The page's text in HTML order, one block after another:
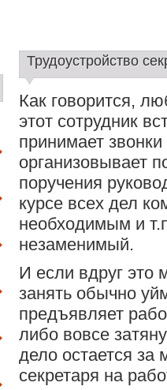
Трудоустройство
Как говорится,
этот сотрудник
принимает
организовывает
поручения
курсе всех дел
необходимым и
незаменимый.
И если вдруг это
занять обычно
предъявляет
либо вовсе
дело остается
секретаря на